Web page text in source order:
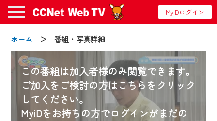
MyiDログイン
ホーム ＞ 番組・写真詳細
この番組は加入者様のみ閲覧できます。
ご加入をご検討の方はこちらをクリック
してください。
MyiDをお持ちの方でログインがまだの
お知らせ